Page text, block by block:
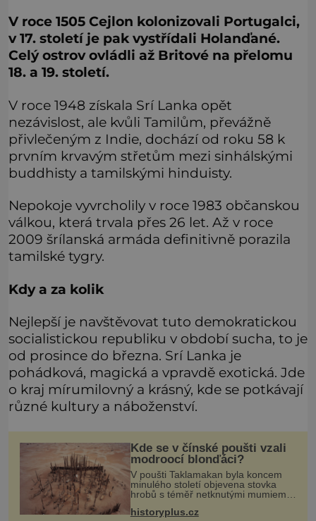
V roce 1505 Cejlon kolonizovali Portugalci,
v 17. století je pak vystřídali Holanďané.
Celý ostrov ovládli až Britové na přelomu
18. a 19. století.
V roce 1948 získala Srí Lanka opět
nezávislost, ale kvůli Tamilům, převážně
přivlečeným z Indie, dochází od roku 58 k
prvním krvavým střetům mezi sinhálskými
buddhisty a tamilskými hinduisty.
Nepokoje vyvrcholily v roce 1983 občanskou
válkou, která trvala přes 26 let. Až v roce
2009 šrílanská armáda definitivně porazila
tamilské tygry.
Kdy a za kolik
Nejlepší je navštěvovat tuto demokratickou
socialistickou republiku v období sucha, to je
od prosince do března. Srí Lanka je
pohádková, magická a vpravdě exotická. Jde
o kraj mírumilovný a krásný, kde se potkávají
různé kultury a náboženství.
Kde se v čínské poušti vzali
modroocí blonďáci?
V poušti Taklamakan byla koncem
minulého století objevena stovka
hrobů s téměř netknutými mumiemi.
četnými milodary. Asi nejvíc přitom
historyplus.cz